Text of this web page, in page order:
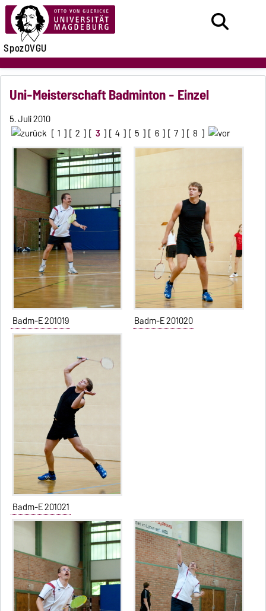
SpozOVGU
Uni-Meisterschaft Badminton - Einzel
5. Juli 2010
[ 1 ] [ 2 ] [ 3 ] [ 4 ] [ 5 ] [ 6 ] [ 7 ] [ 8 ]
Badm-E 201019 Badm-E 201020
Badm-E 201021